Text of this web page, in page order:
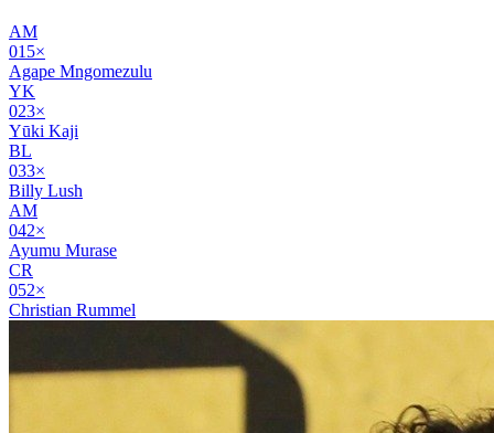
AM
01 5×
Agape Mngomezulu
YK
023×
Yūki Kaji
BL
033×
Billy Lush
AM
042×
Ayumu Murase
CR
052×
Christian Rummel